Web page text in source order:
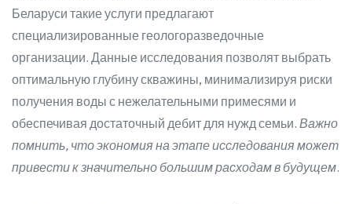
Беларуси такие услуги предлагают
специализированные геологоразведочные
организации. Данные исследования позволят выбрать
оптимальную глубину скважины, минимализируя риски
получения воды с нежелательными примесями и
обеспечивая достаточный дебит для нужд семьи. Важно
помнить, что экономия на этапе исследования может
привести к значительно большим расходам в будущем.